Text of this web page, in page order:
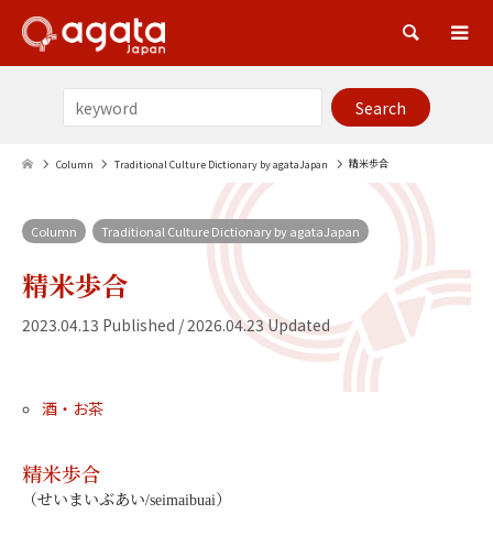
Column Traditional Culture Dictionary by agataJapan 精米歩合
Column Traditional Culture Dictionary by agataJapan
精米歩合
2023.04.13 Published / 2026.04.23 Updated
酒・お茶
精米歩合
（せいまいぶあい/seimaibuai）